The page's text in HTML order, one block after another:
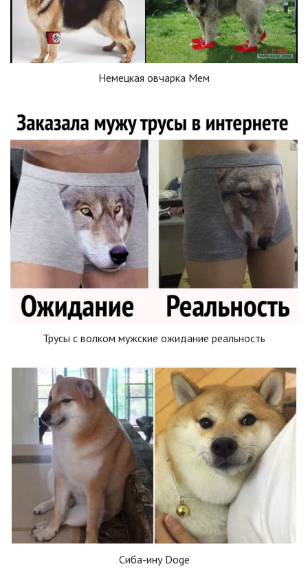
Немецкая овчарка Мем
Трусы с волком мужские ожидание реальность
Сиба-ину Doge